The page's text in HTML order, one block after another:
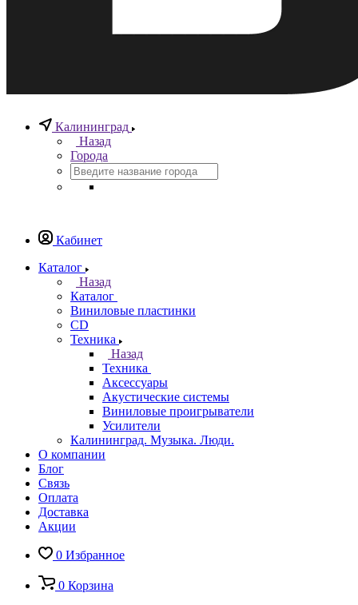
Калининград
Назад
Города
Кабинет
Каталог
Назад
Каталог
Виниловые пластинки
CD
Техника
Назад
Техника
Аксессуары
Акустические системы
Виниловые проигрыватели
Усилители
Калининград. Музыка. Люди.
О компании
Блог
Связь
Оплата
Доставка
Акции
0 Избранное
0 Корзина